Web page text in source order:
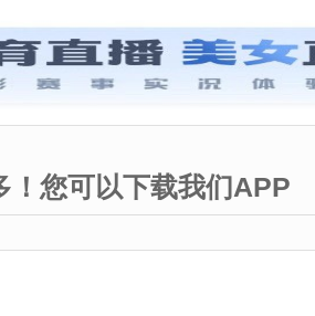
！您可以下载我们APP